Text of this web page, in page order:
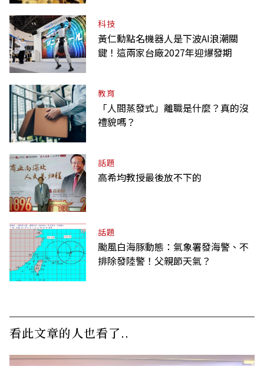
科技
黃仁勳點名機器人是下波AI浪潮關
鍵！這兩家台廠2027年迎爆發期
教育
「人間蒸發式」離職是什麼？真的沒
禮貌嗎？
話題
高希均教授最後放不下的
話題
颱風白海豚動態：氣象署發海警、不
排除發陸警！父親節天氣？
看此文章的人也看了..